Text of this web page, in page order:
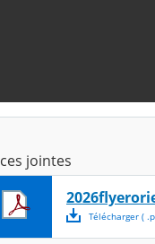
jointes
Télécharger( .